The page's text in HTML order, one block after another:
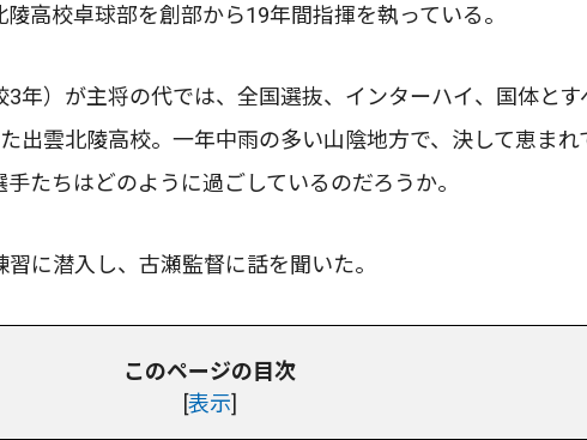
高校卓球部を創部から19年間指揮を執っている。
年）が主将の代では、全国選抜、インターハイ、国体とす
出雲北陵高校。一年中雨の多い山陰地方で、決して恵まれ
たちはどのように過ごしているのだろうか。
に潜入し、古瀬監督に話を聞いた。
このページの目次
[表示]